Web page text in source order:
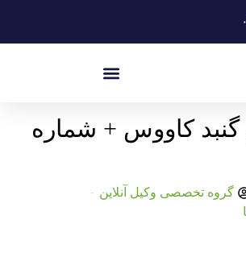
گنبد کاووس + شماره
گروه تخصصی وکیل آنلاین